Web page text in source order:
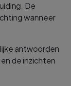
De
wanneer
antwoorden
de inzichten